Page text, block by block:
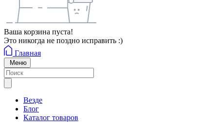
Ваша корзина пуста!
Это никогда не поздно исправить :)
Главная
Меню
Везде
Блог
Каталог товаров